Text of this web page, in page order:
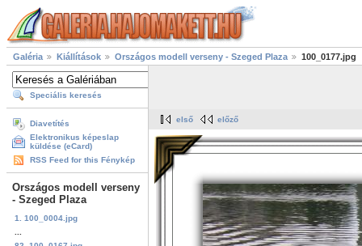
Galéria Kiállítások Országos modell verseny - Szeged Plaza 100_0177.jpg
Speciális keresés
Diavetítés
Elektronikus képeslap
küldése (eCard)
RSS Feed for this Fénykép
Országos modell verseny
- Szeged Plaza
1. 100_0004.jpg
első előző